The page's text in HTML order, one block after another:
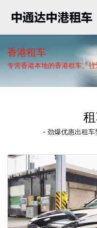
香港租车
专营香港本地的香港租车、
- 劲爆优惠出租